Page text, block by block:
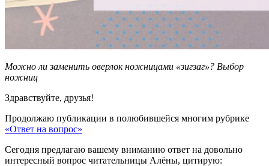
Можно ли заменить оверлок ножницами «зигзаг»? Выбор
ножниц
Здравствуйте, друзья!
Продолжаю публикации в полюбившейся многим рубрике
«Ответ на вопрос»
Сегодня предлагаю вашему вниманию ответ на довольно
интересный вопрос читательницы Алёны, цитирую: